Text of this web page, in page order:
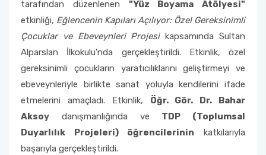
tarafından düzenlenen "Yüz Boyama Atölyesi"
etkinliği, Eğlencenin Kapıları Açılıyor: Özel Gereksinimli
Çocuklar ve Ebeveynleri Projesikapsamında Sultan
Alparslan İlkokulu'nda gerçekleştirildi. Etkinlik, özel
gereksinimli çocukların yaratıcılıklarını geliştirmeyi ve
ebeveynleriyle birlikte sanat yoluyla kendilerini ifade
etmelerini amaçladı. Etkinlik, Öğr. Gör. Dr. Bahar
Aksoy danışmanlığında ve TDP (Toplumsal
Duyarlılık Projeleri) öğrencilerinin katkılarıyla
başarıyla gerçekleştirildi.
Fakülte Akademik Kurul Raporları
Organizasyon Şeması
Fakülte Faaliyet Raporları
Komisyonlar
Halk Sağlığı Hemşireliği Anabilim Dalı
Çocuk Gelişimciler Günü Etkinlikleri Komisyonu
Ders Eşdeğerlik ve Yatay - Dikey Geçiş
Komisyonu
Eğitim Öğretim Koordinasyon Kurulu (EÖKK)
Fakülte Tanıtım ve Kariyer Günleri Planlama
Komisyonu
2018 Yılı Etkinlikler
Psikiyatri Hemşireliği Anabilim Dalı Formları
Halk Sağlığı Hemşireliği Anabilim Dalı Formları
Genel Intörnlük Dersi
Sınavda Uyulması Gereken Kurallar
Kariyer Planlama
‘’Sahada Çocukla Çalışmak’’ konulu seminer ve
atölye çalışması
Akran Yönderliği
Öğrenci Uyum Programı
Öğrenci Çalıştayları
Sürekli İyileştirme Plan Formu
Memnuniyet Anketleri
Kalite Yönetim Sistemi Revizyon Tablosu
Düzeltici Önleyici Faaliyetler